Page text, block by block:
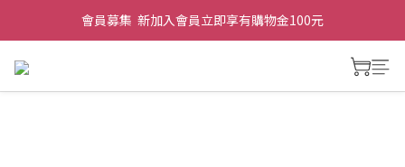
會員募集  新加入會員立即享有購物金100元